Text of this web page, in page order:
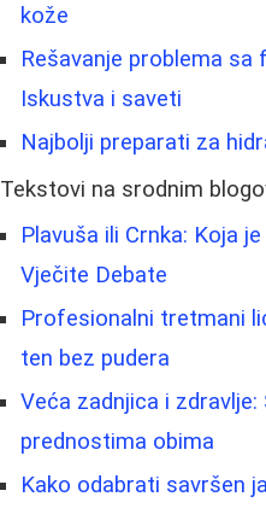
kože
Rešavanje problema
Iskustva i saveti
Najbolji preparati za
Tekstovi na srodnim
Plavuša ili Crnka: Koja
Vječite Debate
Profesionalni tretmani
ten bez pudera
Veća zadnjica i zdravlje:
prednostima obima
Kako odabrati savršen